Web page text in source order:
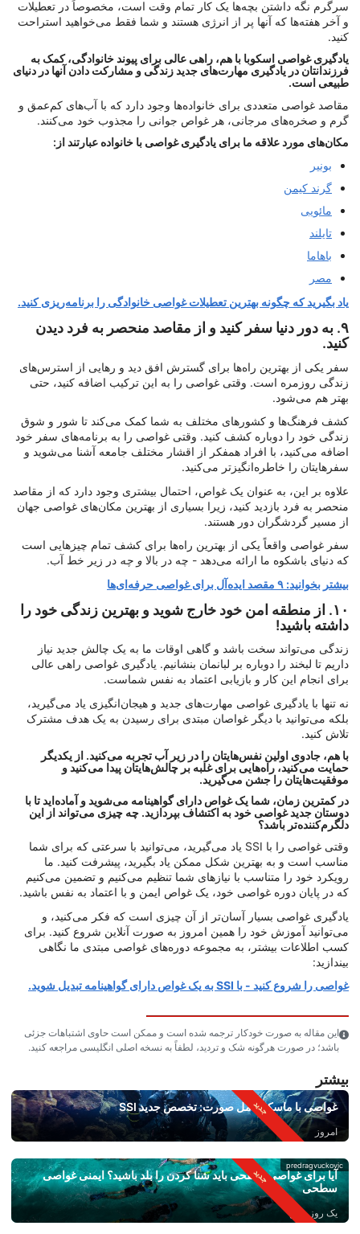
سرگرم نگه داشتن بچه‌ها یک کار تمام وقت است، مخصوصاً در تعطیلات
و آخر هفته‌ها که آنها پر از انرژی هستند و شما فقط می‌خواهید استراحت
کنید.
یادگیری غواصی اسکوبا با هم، راهی عالی برای پیوند خانوادگی، کمک به
فرزندانتان در یادگیری مهارت‌های جدید زندگی و مشارکت دادن آنها در دنیای
طبیعی است.
مقاصد غواصی متعددی برای خانواده‌ها وجود دارد که با آب‌های کم‌عمق و
گرم و صخره‌های مرجانی، هر غواص جوانی را مجذوب خود می‌کنند.
مکان‌های مورد علاقه ما برای یادگیری غواصی با خانواده عبارتند از:
بونیر
گرند کیمن
مائویی
تایلند
باهاما
مصر
یاد بگیرید که چگونه بهترین تعطیلات غواصی خانوادگی را برنامه‌ریزی کنید.
۹. به دور دنیا سفر کنید و از مقاصد منحصر به فرد دیدن
کنید.
سفر یکی از بهترین راه‌ها برای گسترش افق دید و رهایی از استرس‌های
زندگی روزمره است. وقتی غواصی را به این ترکیب اضافه کنید، حتی
بهتر هم می‌شود.
کشف فرهنگ‌ها و کشورهای مختلف به شما کمک می‌کند تا شور و شوق
زندگی خود را دوباره کشف کنید. وقتی غواصی را به برنامه‌های سفر خود
اضافه می‌کنید، با افراد همفکر از اقشار مختلف جامعه آشنا می‌شوید و
سفرهایتان را خاطره‌انگیزتر می‌کنید.
علاوه بر این، به عنوان یک غواص، احتمال بیشتری وجود دارد که از مقاصد
منحصر به فرد بازدید کنید، زیرا بسیاری از بهترین مکان‌های غواصی جهان
از مسیر گردشگران دور هستند.
سفر غواصی واقعاً یکی از بهترین راه‌ها برای کشف تمام چیزهایی است
که دنیای باشکوه ما ارائه می‌دهد - چه در بالا و چه در زیر خط آب.
بیشتر بخوانید: ۹ مقصد ایده‌آل برای غواصی حرفه‌ای‌ها
۱۰. از منطقه امن خود خارج شوید و بهترین زندگی خود را
داشته باشید!
زندگی می‌تواند سخت باشد و گاهی اوقات ما به یک چالش جدید نیاز
داریم تا لبخند را دوباره بر لبانمان بنشانیم. یادگیری غواصی راهی عالی
برای انجام این کار و بازیابی اعتماد به نفس شماست.
نه تنها با یادگیری غواصی مهارت‌های جدید و هیجان‌انگیزی یاد می‌گیرید،
بلکه می‌توانید با دیگر غواصان مبتدی برای رسیدن به یک هدف مشترک
تلاش کنید.
با هم، جادوی اولین نفس‌هایتان را در زیر آب تجربه می‌کنید. از یکدیگر
حمایت می‌کنید، راه‌هایی برای غلبه بر چالش‌هایتان پیدا می‌کنید و
موفقیت‌هایتان را جشن می‌گیرید.
در کمترین زمان، شما یک غواص دارای گواهینامه می‌شوید و آماده‌اید تا با
دوستان جدید غواصی خود به اکتشاف بپردازید. چه چیزی می‌تواند از این
دلگرم‌کننده‌تر باشد؟
وقتی غواصی را با SSI یاد می‌گیرید، می‌توانید با سرعتی که برای شما
مناسب است و به بهترین شکل ممکن یاد بگیرید، پیشرفت کنید. ما
رویکرد خود را متناسب با نیازهای شما تنظیم می‌کنیم و تضمین می‌کنیم
که در پایان دوره غواصی خود، یک غواص ایمن و با اعتماد به نفس باشید.
یادگیری غواصی بسیار آسان‌تر از آن چیزی است که فکر می‌کنید، و
می‌توانید آموزش خود را همین امروز به صورت آنلاین شروع کنید. برای
کسب اطلاعات بیشتر، به مجموعه دوره‌های غواصی مبتدی ما نگاهی
بیندازید:
غواصی را شروع کنید - با SSI به یک غواص دارای گواهینامه تبدیل شوید.
این مقاله به صورت خودکار ترجمه شده است و ممکن است حاوی اشتباهات جزئی
باشد؛ در صورت هرگونه شک و تردید، لطفاً به نسخه اصلی انگلیسی مراجعه کنید.
بیشتر
غواصی با ماسک کامل صورت: تخصص جدید SSI
امروز
predragvuckovic
آیا برای غواصی سطحی باید شنا کردن را بلد باشید؟ ایمنی غواصی
سطحی
یک روز پیش